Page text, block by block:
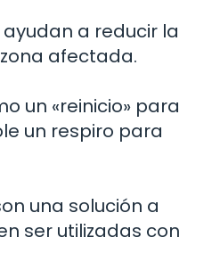
a reducir la
afectada.
un «reinicio» para
un respiro para
una solución a
ser utilizadas con